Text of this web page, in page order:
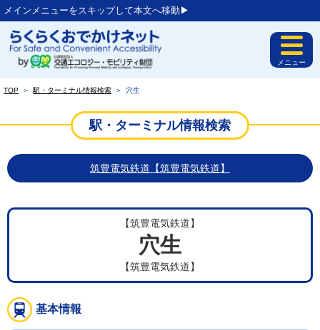
メインメニューをスキップして本文へ移動▶︎
メニュー
TOP ＞ 駅・ターミナル情報検索 ＞ 穴生
駅・ターミナル情報検索
筑豊電気鉄道【筑豊電気鉄道】
【筑豊電気鉄道】
穴生
【筑豊電気鉄道】
基本情報